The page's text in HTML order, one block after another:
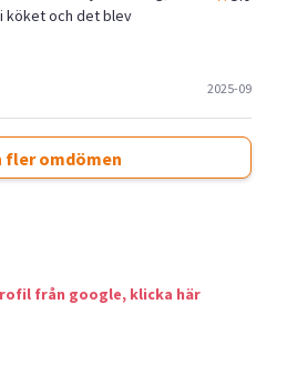
köket och det blev
2025-09
fler omdömen
från google, klicka här